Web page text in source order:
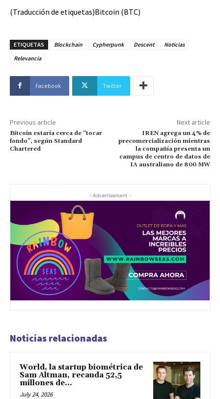
(Traducción de etiquetas)Bitcoin (BTC)
ETIQUETAS Blockchain Cypherpunk Descent
Noticias
Relevancia
Facebook Twitter
Previous article
Bitcoin estaría cerca de “tocar
fondo”, según Standard
Chartered
Next article
IREN agrega un 4% de
precomercialización mientras
la compañía presenta un
campus de centro de datos de
IA australiano de 800 MW
- Advertisement -
Noticias relacionadas
World, la startup biométrica de
Sam Altman, recauda 52,5
millones de...
July 24, 2026